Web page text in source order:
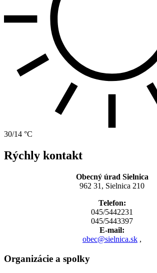
30/14 °C
Rýchly kontakt
Obecný úrad Sielnica
962 31, Sielnica 210
Telefon:
045/5442231
045/5443397
E-mail:
obec@sielnica.sk ,
Organizácie a spolky